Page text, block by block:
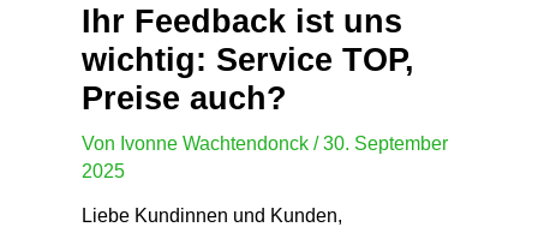
Ihr Feedback ist uns
wichtig: Service TOP,
Preise auch?
Von Ivonne Wachtendonck /30. September
2025
Liebe Kundinnen und Kunden,